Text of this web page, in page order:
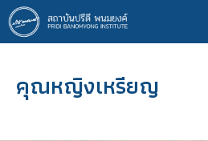
ข้าม
ไป
ยัง
หลักคุณหญิงเหรียญ